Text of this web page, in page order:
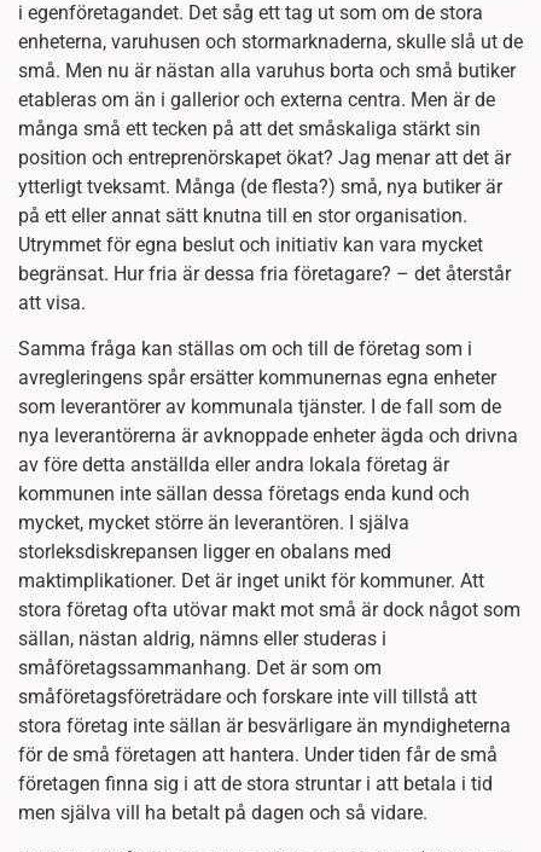
i egenföretagandet. Det såg ett tag ut som om de stora
enheterna, varuhusen och stormarknaderna, skulle slå ut de
små. Men nu är nästan alla varuhus borta och små butiker
etableras om än i gallerior och externa centra. Men är de
många små ett tecken på att det småskaliga stärkt sin
position och entreprenörskapet ökat? Jag menar att det är
ytterligt tveksamt. Många (de flesta?) små, nya butiker är
på ett eller annat sätt knutna till en stor organisation.
Utrymmet för egna beslut och initiativ kan vara mycket
begränsat. Hur fria är dessa fria företagare? – det återstår
att visa.
Samma fråga kan ställas om och till de företag som i
avregleringens spår ersätter kommunernas egna enheter
som leverantörer av kommunala tjänster. I de fall som de
nya leverantörerna är avknoppade enheter ägda och drivna
av före detta anställda eller andra lokala företag är
kommunen inte sällan dessa företags enda kund och
mycket, mycket större än leverantören. I själva
storleksdiskrepansen ligger en obalans med
maktimplikationer. Det är inget unikt för kommuner. Att
stora företag ofta utövar makt mot små är dock något som
sällan, nästan aldrig, nämns eller studeras i
småföretagssammanhang. Det är som om
småföretagsföreträdare och forskare inte vill tillstå att
stora företag inte sällan är besvärligare än myndigheterna
för de små företagen att hantera. Under tiden får de små
företagen finna sig i att de stora struntar i att betala i tid
men själva vill ha betalt på dagen och så vidare.